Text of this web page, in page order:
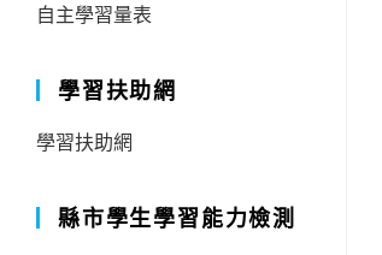
自主學習量表
學習扶助網
學習扶助網
縣市學生學習能力檢測